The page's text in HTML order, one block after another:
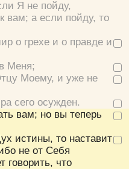
Я не пойду,
вам; а если пойду, то
о грехе и о правде и
Меня;
Моему, и уже не
сего осужден.
вам; но вы теперь
истины, то наставит
не от Себя
говорить, что
Сохранить